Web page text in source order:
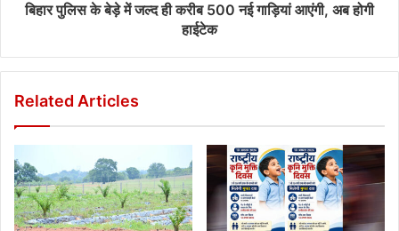
बिहार पुलिस के बेड़े में जल्द ही करीब 500 नई गाड़ियां आएंगी, अब होगी
हाईटेक
Related Articles